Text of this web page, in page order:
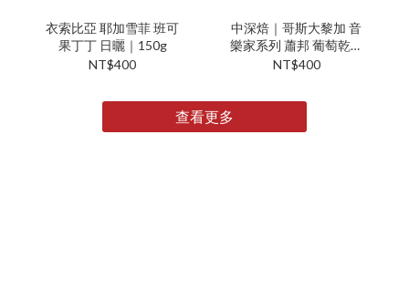
衣索比亞 耶加雪菲 班可
果丁丁 日曬｜150g
NT$400
中深焙｜哥斯大黎加 音
樂家系列 蕭邦 葡萄乾蜜
處理｜120g
NT$400
查看更多